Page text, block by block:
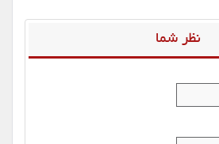
نظر شما